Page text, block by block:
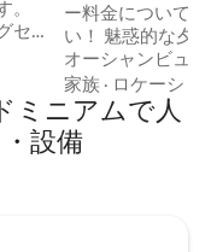
セ
-
ー
ー料金については
い！ 魅惑的な夕日が沈む息をのむような
オーシャンビュー
ィニティプール付
ス、ハイエンドな
ョンのおかげで、
に滞在することで
家族 · ロケーショ
ミニアムで人
設備